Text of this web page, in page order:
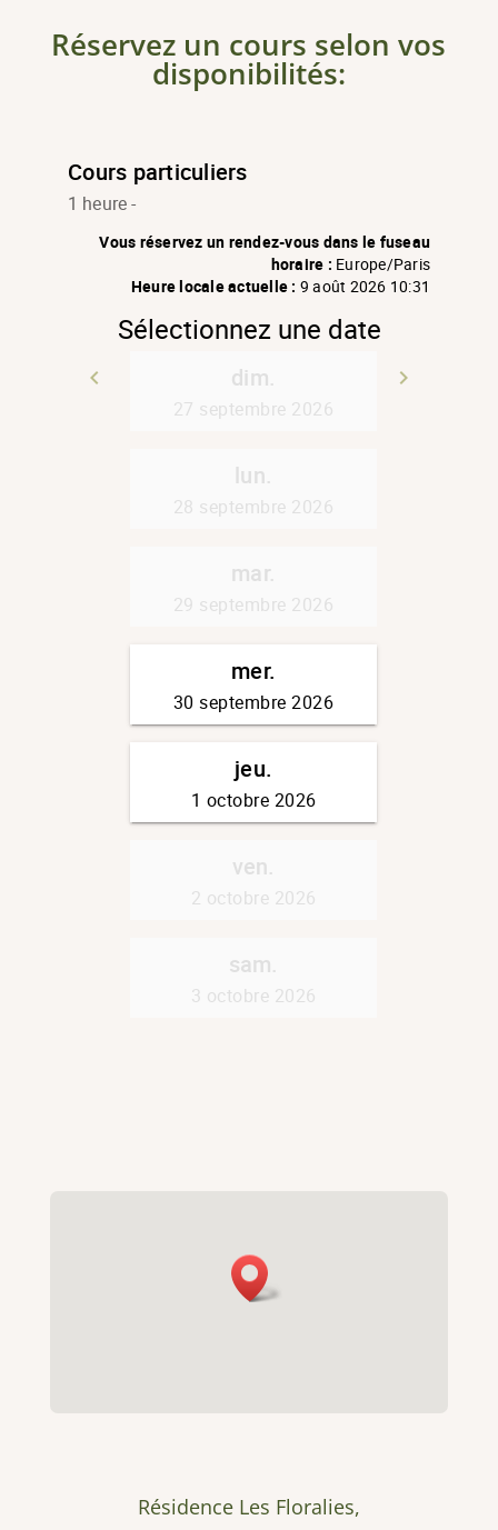
Réservez un cours selon vos
disponibilités:
Résidence Les Floralies,